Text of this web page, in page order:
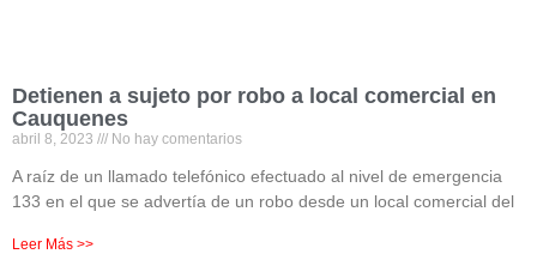
Detienen a sujeto por robo a local comercial en
Cauquenes
abril 8, 2023 No hay comentarios
A raíz de un llamado telefónico efectuado al nivel de emergencia
133 en el que se advertía de un robo desde un local comercial del
Leer Más >>